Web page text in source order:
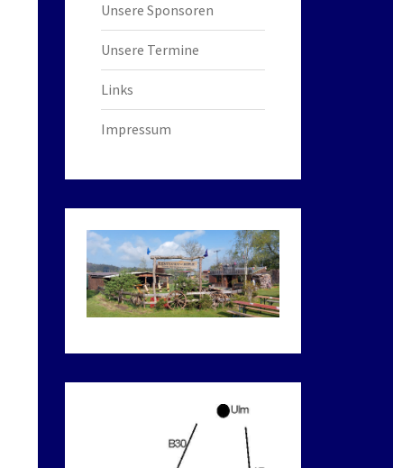
Unsere Sponsoren
Unsere Termine
Links
Impressum